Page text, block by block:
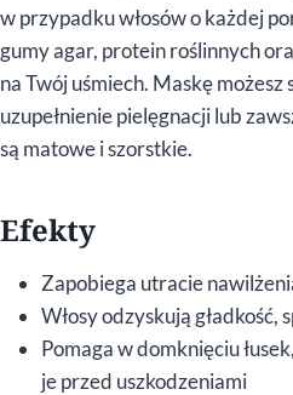
w przypadku włosów o każdej
gumy agar, protein roślinnych
na Twój uśmiech. Maskę możesz
uzupełnienie pielęgnacji lub
są matowe i szorstkie.
Efekty
Zapobiega utracie
Włosy odzyskują gładkość,
Pomaga w domknięciu
je przed uszkodzeniami